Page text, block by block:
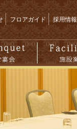
フロアガイド 採用情報